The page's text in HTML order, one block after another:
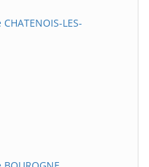
LES-